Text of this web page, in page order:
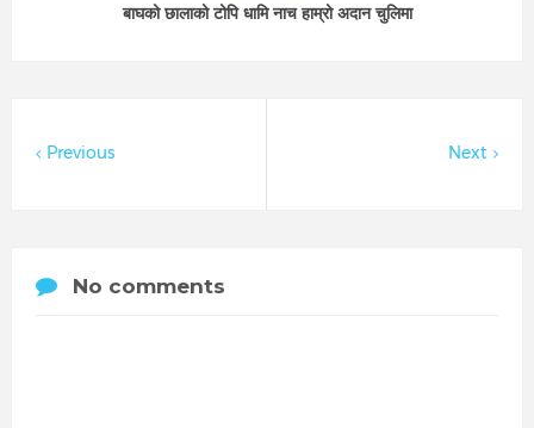
बाघको छालाको टोपि धामि नाच हाम्रो अदान चुलिमा
Next
Previous
No comments